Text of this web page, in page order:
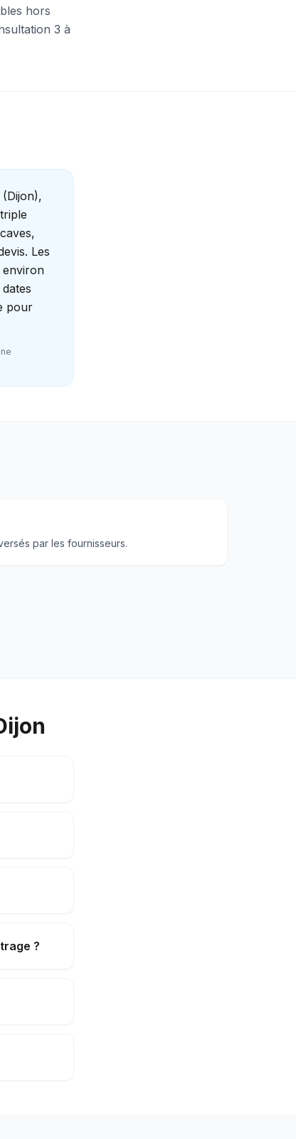
hors
3 à
Les
environ
pour
par les fournisseurs.
?